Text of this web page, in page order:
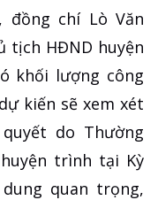
đồng chí Lò Văn
tịch HĐND huyện
khối lượng công
kiến sẽ xem xét
do Thường
trình tại Kỳ
quan trọng,